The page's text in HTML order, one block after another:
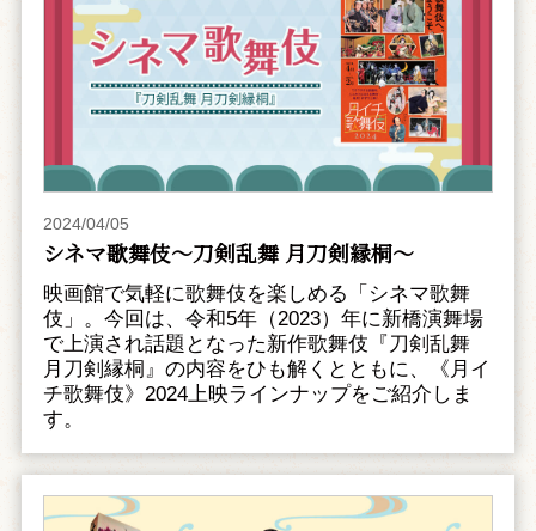
2024/04/05
シネマ歌舞伎～刀剣乱舞 月刀剣縁桐～
映画館で気軽に歌舞伎を楽しめる「シネマ歌舞
伎」。今回は、令和5年（2023）年に新橋演舞場
で上演され話題となった新作歌舞伎『刀剣乱舞
月刀剣縁桐』の内容をひも解くとともに、《月イ
チ歌舞伎》2024上映ラインナップをご紹介しま
す。